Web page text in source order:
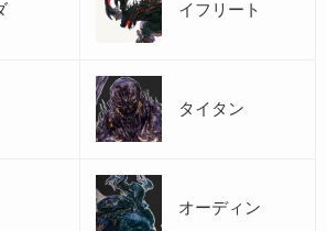
イフリート
タイタン
オーディン